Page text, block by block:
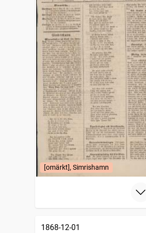
[omärkt], Simrishamn
1868-12-01